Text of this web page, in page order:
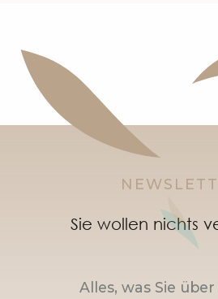
Sie wollen nichts
Alles, was Sie